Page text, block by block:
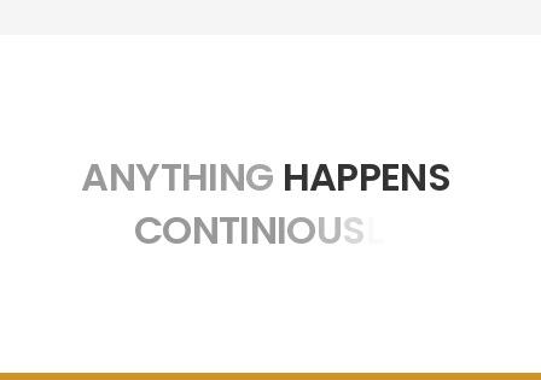
ANYTHING HAPPENS
CONTINIOUS